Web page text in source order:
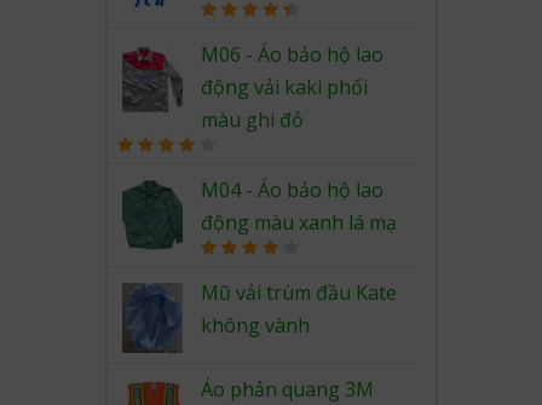
out of 5
M06 - Áo bảo hộ lao
động vải kaki phối
màu ghi đỏ
4.00out
of 5
M04 - Áo bảo hộ lao
động màu xanh lá mạ
4.00 out
of 5
Mũ vải trùm đầu Kate
không vành
Áo phản quang 3M